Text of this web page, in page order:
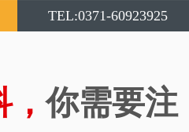
TEL:0371-60923925
，你需要注